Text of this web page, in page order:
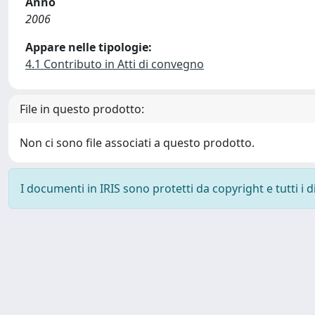
2006
Appare nelle tipologie:
4.1 Contributo in Atti di convegno
File in questo prodotto:
Non ci sono file associati a questo prodotto.
I documenti in IRIS sono protetti da copyright e tutti i